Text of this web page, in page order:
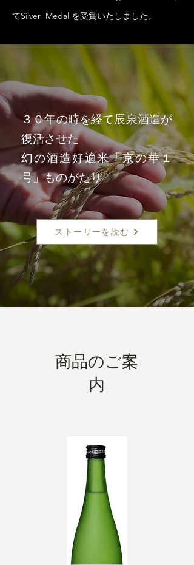
てSilver Medal を受賞いたしました。
３０年の時を経て辰泉酒造が
復活させた
幻の酒造好適米「京の華１
号」ものがたり
ストーリーを読む
商品のご案
内